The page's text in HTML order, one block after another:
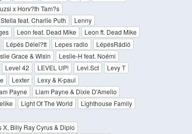
x Horv?th Tam?s
feat. Charlie Puth
Lenny
Leon feat. Dead Mike
Leon ft. Dead Mike
Lépés Délel?tt Lepes radio
LépésRádió
Grace & Wisin
Leslie-H feat. Noémi
Level 42 LEVEL UP! Levi.Sct
Levy T
Lexter
Lexy & K-paul
Payne
Liam Payne & Dixie D'Amelio
Light Of The World
Lighthouse Family
X, Billy Ray Cyrus & Diplo